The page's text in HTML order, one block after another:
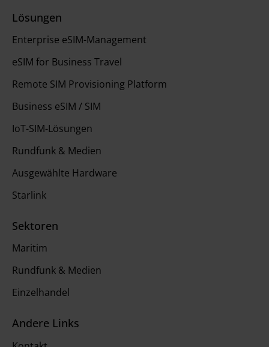
Lösungen
Enterprise eSIM-Management
eSIM for Business Travel
Remote SIM Provisioning Platform
Business eSIM / SIM
IoT-SIM-Lösungen
Rundfunk & Medien
Ausgewählte Hardware
Starlink
Sektoren
Maritim
Rundfunk & Medien
Einzelhandel
Andere Links